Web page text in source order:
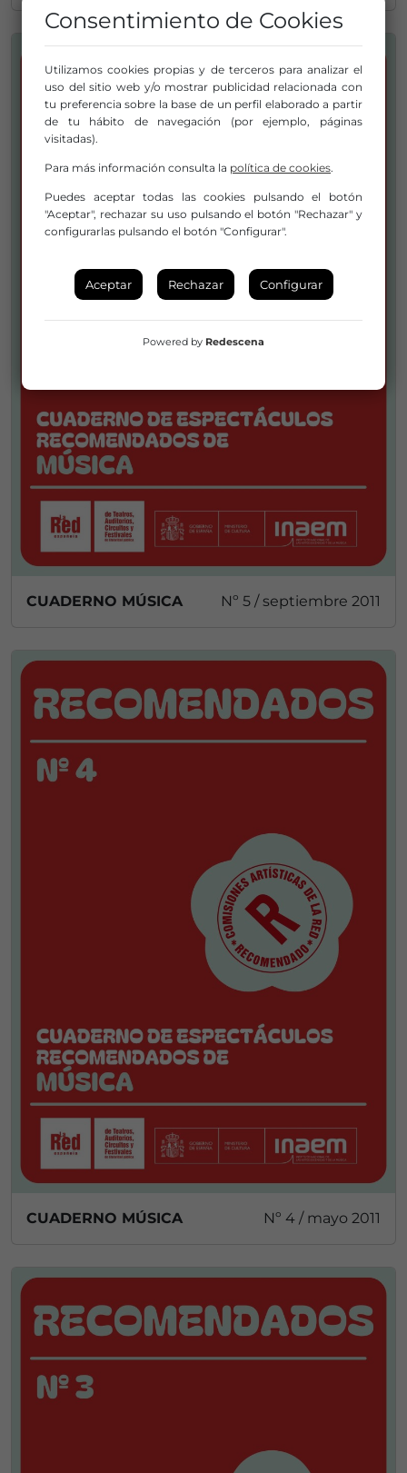
CUADERNO MÚSICA Nº 5 / septiembre 2011
CUADERNO MÚSICA Nº 4 / mayo 2011
Consentimiento de Cookies
Utilizamos cookies propias y de terceros para analizar el
uso del sitio web y/o mostrar publicidad relacionada con
tu preferencia sobre la base de un perfil elaborado a partir
de tu hábito de navegación (por ejemplo, páginas
visitadas).
Para más información consulta la política de cookies.
Puedes aceptar todas las cookies pulsando el botón
"Aceptar", rechazar su uso pulsando el botón "Rechazar" y
configurarlas pulsando el botón "Configurar".
Aceptar Rechazar Configurar
Powered by Redescena